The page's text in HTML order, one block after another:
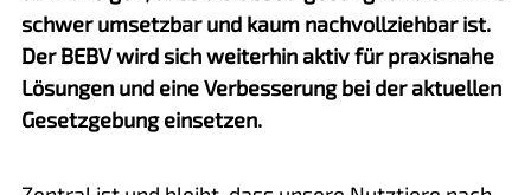
schwer umsetzbar und kaum nachvollziehbar ist.
Der BEBV wird sich weiterhin aktiv für praxisnahe
Lösungen und eine Verbesserung bei der aktuellen
Gesetzgebung einsetzen.